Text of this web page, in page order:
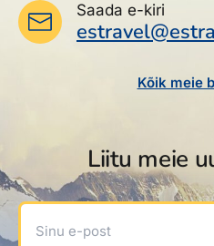
Saada e-kiri
Kõik meie
Liitu meie
Sinu e-post